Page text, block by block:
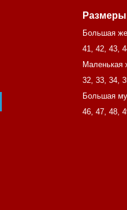
Большая
41, 42, 43,
Маленькая
32, 33, 34,
Большая
46, 47, 48,